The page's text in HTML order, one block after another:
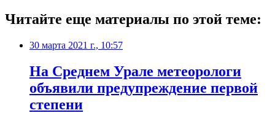
Читайте еще материалы по этой теме:
30 марта 2021 г., 10:57
​На Среднем Урале метеорологи
объявили предупреждение первой
степени